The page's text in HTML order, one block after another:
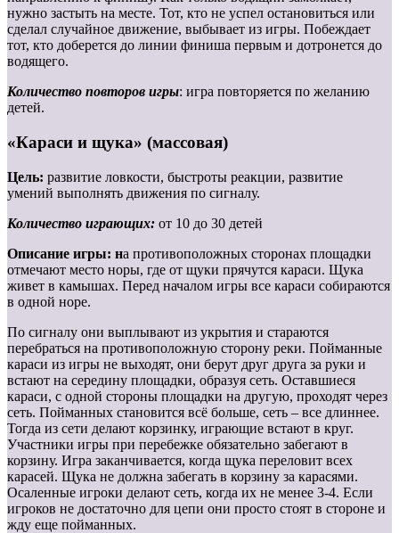
нужно застыть на месте. Тот, кто не успел остановиться или
сделал случайное движение, выбывает из игры. Побеждает
тот, кто доберется до линии финиша первым и дотронется до
водящего.
Количество повторов игры: игра повторяется по желанию
детей.
«Караси и щука» (массовая)
Цель: развитие ловкости, быстроты реакции, развитие
умений выполнять движения по сигналу.
Количество играющих: от 10 до 30 детей
Описание игры: на противоположных сторонах площадки
отмечают место норы, где от щуки прячутся караси. Щука
живет в камышах. Перед началом игры все караси собираются
в одной норе.
По сигналу они выплывают из укрытия и стараются
перебраться на противоположную сторону реки. Пойманные
караси из игры не выходят, они берут друг друга за руки и
встают на середину площадки, образуя сеть. Оставшиеся
караси, с одной стороны площадки на другую, проходят через
сеть. Пойманных становится всё больше, сеть – все длиннее.
Тогда из сети делают корзинку, играющие встают в круг.
Участники игры при перебежке обязательно забегают в
корзину. Игра заканчивается, когда щука переловит всех
карасей. Щука не должна забегать в корзину за карасями.
Осаленные игроки делают сеть, когда их не менее 3-4. Если
игроков не достаточно для цепи они просто стоят в стороне и
жду еще пойманных.